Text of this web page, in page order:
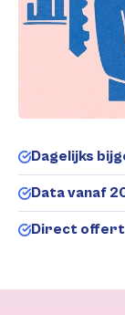
Dagelijks
Data vanaf
Direct